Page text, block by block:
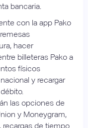
bancaria.
con la app Pako
hacer
billeteras Pako a
físicos
y recargar
las opciones de
y Moneygram,
recargas de tiempo